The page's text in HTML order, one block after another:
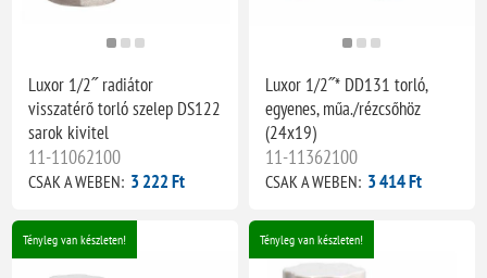
Luxor 1/2˝ radiátor
visszatérő torló szelep DS122
sarok kivitel
11-11062100
CSAK A WEBEN: 3 222 Ft
Luxor 1/2˝* DD131 torló,
egyenes, műa./rézcsőhöz
(24x19)
11-11362100
CSAK A WEBEN: 3 414 Ft
Tényleg van készleten! Tényleg van készleten!